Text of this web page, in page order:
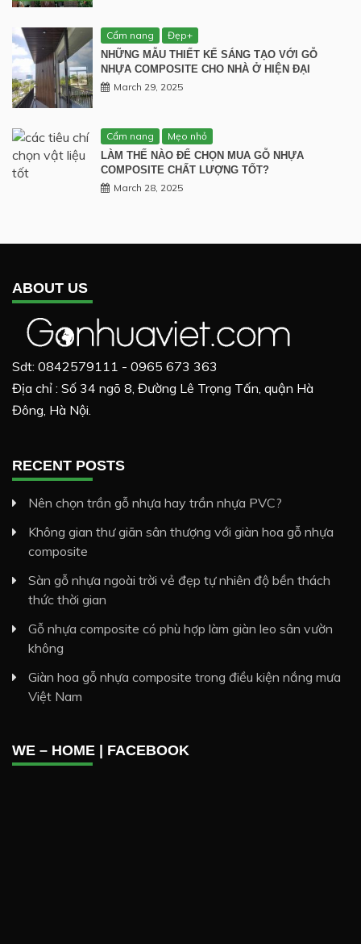
Cẩm nang
Đẹp+
NHỮNG MẪU THIẾT KẾ SÁNG TẠO VỚI GỖ
NHỰA COMPOSITE CHO NHÀ Ở HIỆN ĐẠI
March 29, 2025
Cẩm nang
Mẹo nhỏ
LÀM THẾ NÀO ĐỂ CHỌN MUA GỖ NHỰA
COMPOSITE CHẤT LƯỢNG TỐT?
March 28, 2025
ABOUT US
Sdt: 0842579111 - 0965 673 363
Địa chỉ : Số 34 ngõ 8, Đường Lê Trọng Tấn, quận Hà
Đông, Hà Nội.
RECENT POSTS
Nên chọn trần gỗ nhựa hay trần nhựa PVC?
Không gian thư giãn sân thượng với giàn hoa gỗ nhựa
composite
Sàn gỗ nhựa ngoài trời vẻ đẹp tự nhiên độ bền thách
thức thời gian
Gỗ nhựa composite có phù hợp làm giàn leo sân vườn
không
Giàn hoa gỗ nhựa composite trong điều kiện nắng mưa
Việt Nam
WE – HOME | FACEBOOK